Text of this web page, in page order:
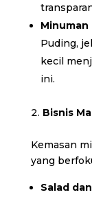
Puding,
kecil
ini.
Bisnis
Kemasan
yang
Salad